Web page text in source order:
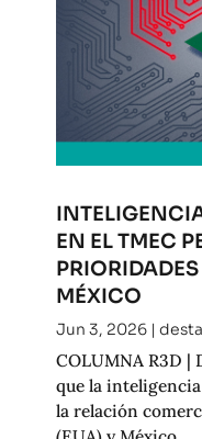
EN EL TMEC
MÉXICO
Jun 3, 2026|
COLUMNA R3D |
que la
la relación